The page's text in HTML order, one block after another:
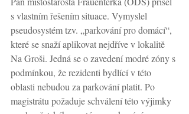
s vlastním řešením situace. Vymyslel
pseudosystém tzv. „parkování pro domácí“,
které se snaží aplikovat nejdříve v lokalitě
Na Groši. Jedná se o zavedení modré zóny s
podmínkou, že rezidenti bydlící v této
oblasti nebudou za parkování platit. Po
magistrátu požaduje schválení této výjimky